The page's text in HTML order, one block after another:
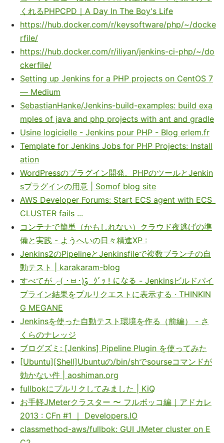
くれるPHPCPD｜A Day In The Boy's Life
https://hub.docker.com/r/keysoftware/php/~/docke
rfile/
https://hub.docker.com/r/iliyan/jenkins-ci-php/~/do
ckerfile/
Setting up Jenkins for a PHP projects on CentOS 7
— Medium
SebastianHanke/Jenkins-build-examples: build exa
mples of java and php projects with ant and gradle
Usine logicielle - Jenkins pour PHP - Blog erlem.fr
Template for Jenkins Jobs for PHP Projects: Install
ation
WordPressのプラグイン開発。PHPのツールとJenkin
sプラグインの用意 | Somof blog site
AWS Developer Forums: Start ECS agent with ECS_
CLUSTER fails ...
コンテナで簡単（かもしれない）クラウド夜逃げの準
備と実践 - ようへいの日々精進XP :
Jenkins2のPipelineとJenkinsfileで複数ブランチの自
動テスト | karakaram-blog
すべてが╭( ･ㅂ･)و ̑̑ ｸﾞｯ ! になる - Jenkinsビルドパイ
プライン結果をプルリクエストに表示する · THINKIN
G MEGANE
Jenkinsを使った自動テスト環境を作る（前編） - さ
くらのナレッジ
ブログズミ: [Jenkins] Pipeline Plugin を使ってみた
[Ubuntu][Shell]Ubuntuの/bin/shでsourseコマンドが
効かない件 | aoshiman.org
fullbokにプルリクしてみました | KiQ
お手軽JMeterクラスター 〜 フルボッコ編｜アドカレ
2013 : CFn #1 ｜ Developers.IO
classmethod-aws/fullbok: GUI JMeter cluster on E